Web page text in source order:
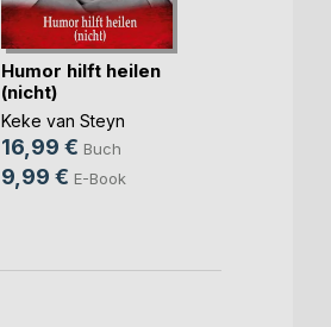
Humor hilft heilen
(nicht)
Keke van Steyn
16,99 € Buch
9,99 € E-Book